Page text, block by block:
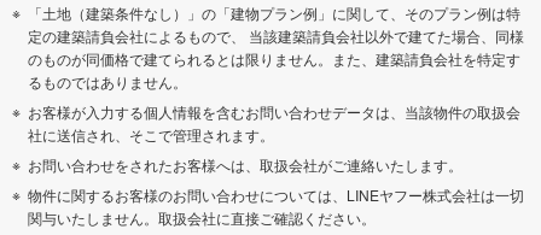
「土地（建築条件なし）」の「建物プラン例」に関して、そのプラン例は特
定の建築請負会社によるもので、 当該建築請負会社以外で建てた場合、同様
のものが同価格で建てられるとは限りません。また、建築請負会社を特定す
るものではありません。
お客様が入力する個人情報を含むお問い合わせデータは、当該物件の取扱会
社に送信され、そこで管理されます。
お問い合わせをされたお客様へは、取扱会社がご連絡いたします。
物件に関するお客様のお問い合わせについては、LINEヤフー株式会社は一切
関与いたしません。取扱会社に直接ご確認ください。